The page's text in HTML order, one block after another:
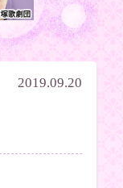
2019.09.20